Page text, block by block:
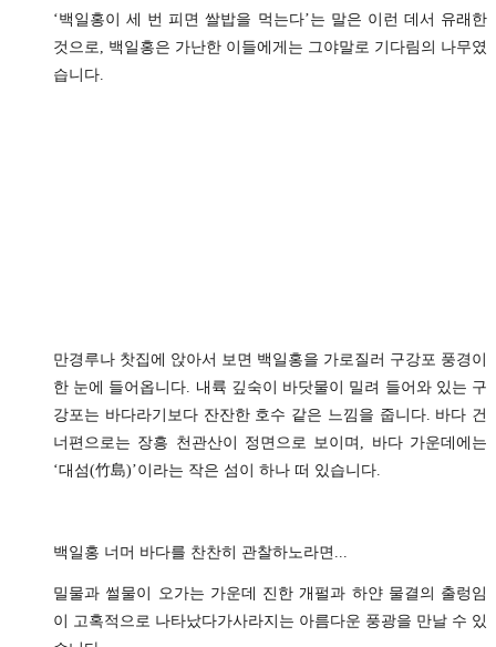
‘백일홍이 세 번 피면 쌀밥을 먹는다’는 말은 이런 데서 유래한
것으로, 백일홍은 가난한 이들에게는 그야말로 기다림의 나무였
습니다.
만경루나 찻집에 앉아서 보면 백일홍을 가로질러 구강포 풍경이
한 눈에 들어옵니다. 내륙 깊숙이 바닷물이 밀려 들어와 있는 구
강포는 바다라기보다 잔잔한 호수 같은 느낌을 줍니다. 바다 건
너편으로는 장흥 천관산이 정면으로 보이며, 바다 가운데에는
‘대섬(竹島)’이라는 작은 섬이 하나 떠 있습니다.
백일홍 너머 바다를 찬찬히 관찰하노라면...
밀물과 썰물이 오가는 가운데 진한 개펄과 하얀 물결의 출렁임
이 고혹적으로 나타났다가사라지는 아름다운 풍광을 만날 수 있